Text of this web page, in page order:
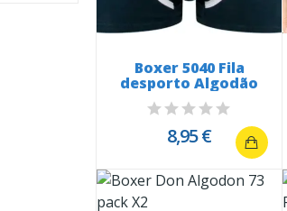
Boxer 5040 Fila
desporto Algodão
8,95 €